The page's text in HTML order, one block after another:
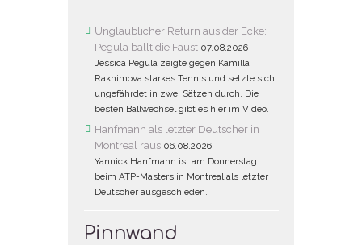
Unglaublicher Return aus der Ecke:
Pegula ballt die Faust 07.08.2026
Jessica Pegula zeigte gegen Kamilla
Rakhimova starkes Tennis und setzte sich
ungefährdet in zwei Sätzen durch. Die
besten Ballwechsel gibt es hier im Video.
Hanfmann als letzter Deutscher in
Montreal raus 06.08.2026
Yannick Hanfmann ist am Donnerstag
beim ATP-Masters in Montreal als letzter
Deutscher ausgeschieden.
Pinnwand